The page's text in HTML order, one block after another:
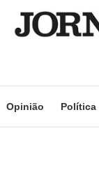
Opinião Política